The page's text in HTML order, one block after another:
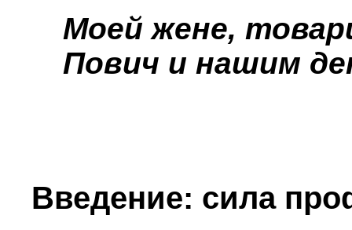
Моей жене,
Пович и нашим
Введение: сила